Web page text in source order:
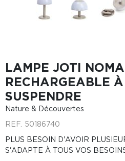
LAMPE JOTI
RECHARGEABLE
SUSPENDRE
Nature & Découvertes
REF. 50186740
PLUS BESOIN D'AVOIR
S'ADAPTE À TOUS VOS